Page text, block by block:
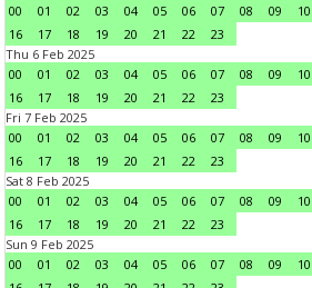
00
01 02 03 04 05 06 07 08 09 10
16
17 18 19 20 21 22
23
Thu 6 Feb 2025
00
01 02 03 04 05 06 07 08 09 10
16
17 18 19 20 21 22
23
Fri 7 Feb 2025
00
01 02 03 04 05 06 07 08 09 10
16
17 18 19 20 21 22
23
Sat 8 Feb 2025
00
01 02 03 04 05 06 07 08 09 10
16
17 18 19 20 21 22
23
Sun 9 Feb 2025
00
01 02 03 04 05 06 07 08 09 10